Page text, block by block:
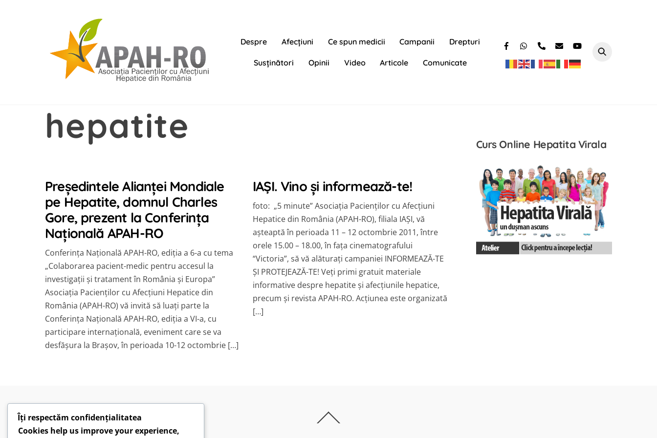
Despre Afecțiuni Ce spun medicii Campanii Drepturi
Susținători Opinii Video Articole Comunicate
hepatite
Președintele Alianței Mondiale
pe Hepatite, domnul Charles
Gore, prezent la Conferința
Națională APAH-RO
Conferința Națională APAH-RO, ediția a 6-a cu tema
„Colaborarea pacient-medic pentru accesul la
investigaţii şi tratament în România şi Europa”
Asociaţia Pacienţilor cu Afecţiuni Hepatice din
România (APAH-RO) vă invită să luaţi parte la
Conferinţa Naţională APAH-RO, ediţia a VI-a, cu
participare internaţională, eveniment care se va
desfăşura la Brașov, în perioada 10-12 octombrie […]
IAȘI. Vino și informează-te!
foto: „5 minute” Asociaţia Pacienţilor cu Afecţiuni
Hepatice din România (APAH-RO), filiala IAȘI, vă
așteaptă în perioada 11 – 12 octombrie 2011, între
orele 15.00 – 18.00, în fața cinematografului
“Victoria”, să vă alăturați campaniei INFORMEAZĂ-TE
ȘI PROTEJEAZĂ-TE! Veți primi gratuit materiale
informative despre hepatite și afecțiunile hepatice,
precum și revista APAH-RO. Acțiunea este organizată
[…]
Curs Online Hepatita Virala
To
Îți respectăm confidențialitatea
Cookies help us improve your experience,